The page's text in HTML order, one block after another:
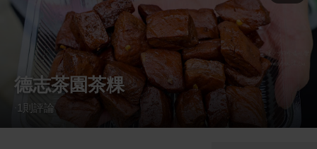
德志茶園茶粿
1 則評論